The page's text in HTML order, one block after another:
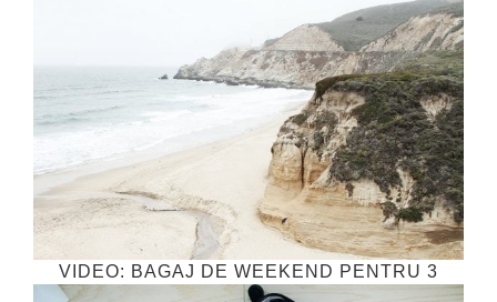
VIDEO: BAGAJ DE WEEKEND PENTRU 3